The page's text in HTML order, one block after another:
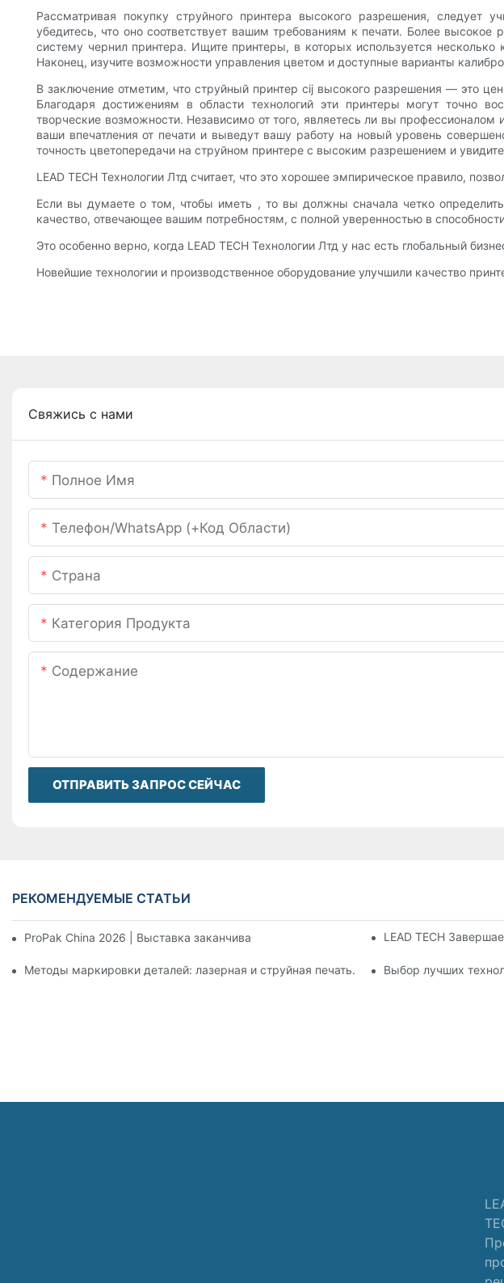
Рассматривая покупку струйного принтера высокого разрешения, следует
убедитесь, что оно соответствует вашим требованиям к печати. Более
систему чернил принтера. Ищите принтеры, в которых используется
Наконец, изучите возможности управления цветом и доступные варианты
В заключение отметим, что струйный принтер cij высокого разрешения — это
Благодаря достижениям в области технологий эти принтеры могут точно
творческие возможности. Независимо от того, являетесь ли вы
ваши впечатления от печати и выведут вашу работу на новый уровень
точность цветопередачи на струйном принтере с высоким разрешением и
LEAD TECH Технологии Лтд считает, что это хорошее эмпирическое правило,
Если вы думаете о том, чтобы иметь , то вы должны сначала четко
качество, отвечающее вашим потребностям, с полной уверенностью в
Это особенно верно, когда LEAD TECH Технологии Лтд у нас есть глобальный
Новейшие технологии и производственное оборудование улучшили качество
Свяжись с нами
Полное Имя
Телефон/WhatsApp (+код Области)
Страна
Категория Продукта
Содержание
ОТПРАВИТЬ ЗАПРОС СЕЙЧАС
РЕКОМЕНДУЕМЫЕ СТАТЬИ
ProPak China 2026 | Выставка заканчивается, но наш сервис продолжает работать
LEAD TECH
Методы маркировки деталей: лазерная и струйная печать. Выбор лучших